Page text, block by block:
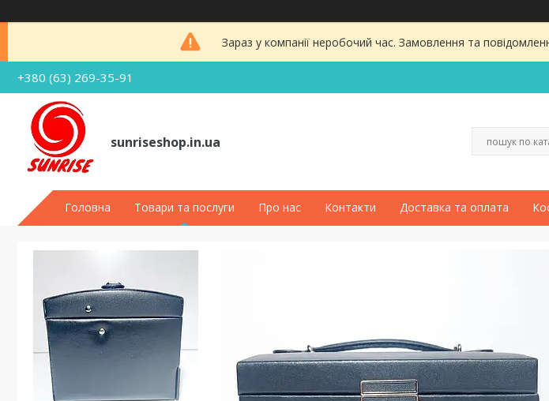
Зараз у компанії неробочий час. Замовлення та
+380 (63) 269-35-91
sunriseshop.in.ua
Головна Товари та послуги Про нас Контакти Доставка та оплата